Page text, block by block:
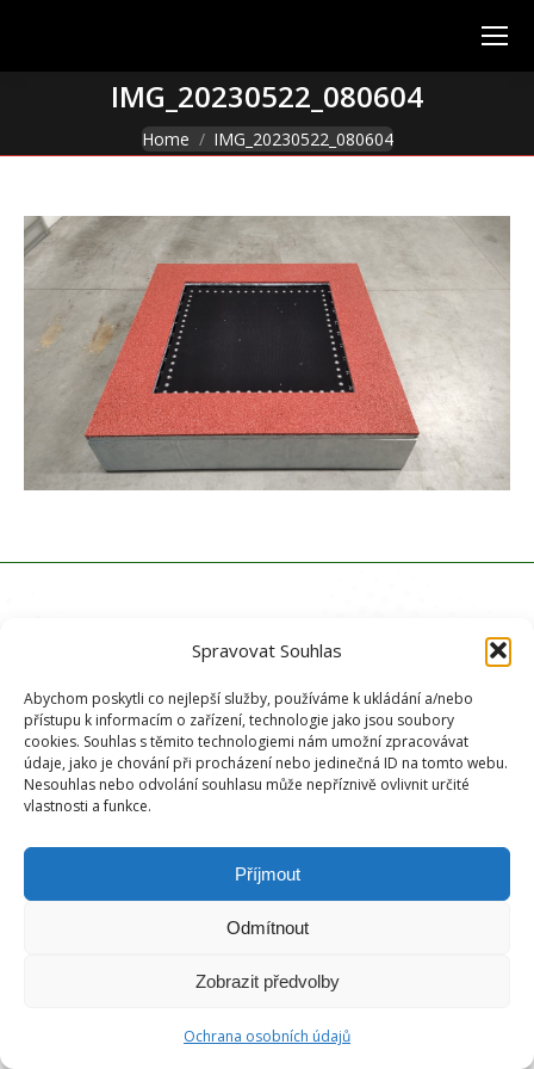
Spravovat Souhlas
Abychom poskytli co nejlepší služby, používáme k ukládání a/nebo
přístupu k informacím o zařízení, technologie jako jsou soubory
cookies. Souhlas s těmito technologiemi nám umožní zpracovávat
údaje, jako je chování při procházení nebo jedinečná ID na tomto webu.
Nesouhlas nebo odvolání souhlasu může nepříznivě ovlivnit určité
vlastnosti a funkce.
Příjmout
Odmítnout
Zobrazit předvolby
Ochrana osobních údajů
IMG_20230522_080604
You are here:
Home IMG_20230522_080604